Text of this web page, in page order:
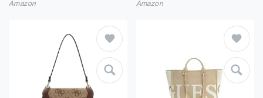
Amazon Amazon